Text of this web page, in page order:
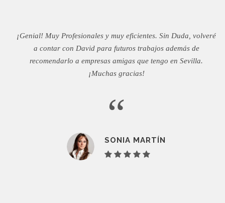
¡Genial! Muy Profesionales y muy eficientes. Sin Duda, volveré
a contar con David para futuros trabajos además de
recomendarlo a empresas amigas que tengo en Sevilla.
¡Muchas gracias!
“
SONIA MARTÍN